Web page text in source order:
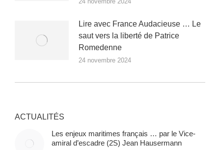
Lire avec France Audacieuse … Le
saut vers la liberté de Patrice
Romedenne
24 novembre 2024
ACTUALITÉS
Les enjeux maritimes français … par le Vice-
amiral d’escadre (2S) Jean Hausermann